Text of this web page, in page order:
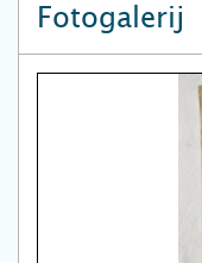
Fotogalerij